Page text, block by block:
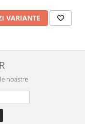
VARIANTE
noastre